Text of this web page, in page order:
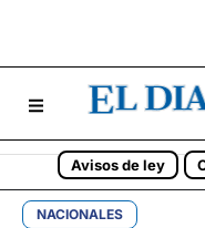
Avisos de ley
NACIONALES